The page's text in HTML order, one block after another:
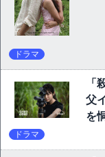
ドラマ
「
父
を
ドラマ